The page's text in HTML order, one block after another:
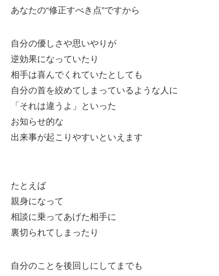
あなたの“修正すべき点”ですから
自分の優しさや思いやりが
逆効果になっていたり
相手は喜んでくれていたとしても
自分の首を絞めてしまっているような人に
「それは違うよ」といった
お知らせ的な
出来事が起こりやすいといえます
たとえば
親身になって
相談に乗ってあげた相手に
裏切られてしまったり
自分のことを後回しにしてまでも